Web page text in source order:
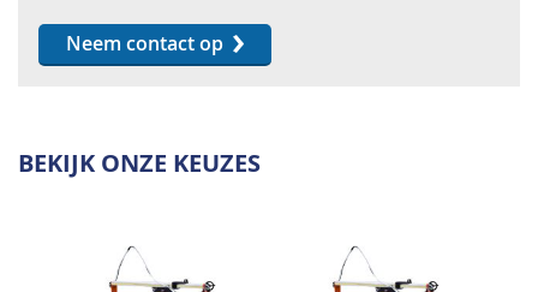
Neem contact op
BEKIJK ONZE KEUZES